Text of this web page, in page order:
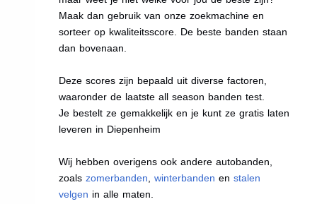
Maak dan gebruik van onze zoekmachine en
sorteer op kwaliteitsscore. De beste banden staan
dan bovenaan.
Deze scores zijn bepaald uit diverse factoren,
waaronder de laatste all season banden test.
Je bestelt ze gemakkelijk en je kunt ze gratis laten
leveren in Diepenheim
Wij hebben overigens ook andere autobanden,
zoalszomerbanden ,winterbanden enstalen
velgen in alle maten.